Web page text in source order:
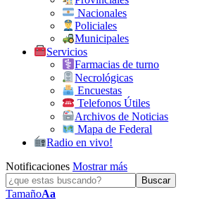
Nacionales
Policiales
Municipales
Servicios
Farmacias de turno
Necrológicas
Encuestas
Telefonos Útiles
Archivos de Noticias
Mapa de Federal
Radio en vivo!
Notificaciones Mostrar más
TamañoAa